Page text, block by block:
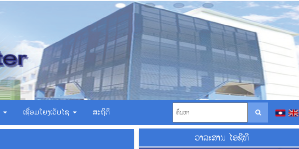
ເຊື່ອມ​ໂຍງ​ເວັບ​ໄຊ ສະຖິຕິ
ວາ​ລະ​ສານ ໄອ​ຊີ​ທີ